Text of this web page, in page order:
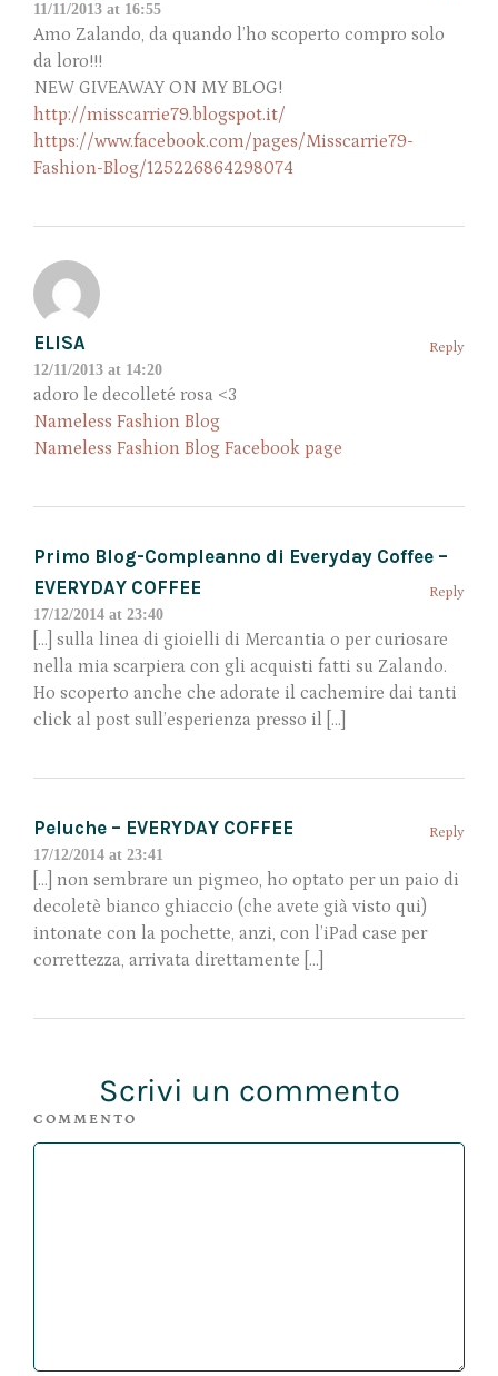
11/11/2013 at 16:55
Amo Zalando, da quando l’ho scoperto compro solo
da loro!!!
NEW GIVEAWAY ON MY BLOG!
http://misscarrie79.blogspot.it/
https://www.facebook.com/pages/Misscarrie79-
Fashion-Blog/125226864298074
ELISA
12/11/2013 at 14:20
Reply
adoro le decolleté rosa <3
Nameless Fashion Blog
Nameless Fashion Blog Facebook page
Primo Blog-Compleanno di Everyday Coffee –
EVERYDAY COFFEE
17/12/2014 at 23:40
Reply
[…] sulla linea di gioielli di Mercantia o per curiosare
nella mia scarpiera con gli acquisti fatti su Zalando.
Ho scoperto anche che adorate il cachemire dai tanti
click al post sull’esperienza presso il […]
Peluche – EVERYDAY COFFEE
17/12/2014 at 23:41
Reply
[…] non sembrare un pigmeo, ho optato per un paio di
decoletè bianco ghiaccio (che avete già visto qui)
intonate con la pochette, anzi, con l’iPad case per
correttezza, arrivata direttamente […]
Scrivi un commento
COMMENTO